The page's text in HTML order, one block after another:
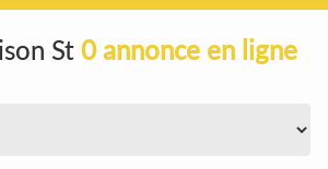
St 0 annonce en ligne